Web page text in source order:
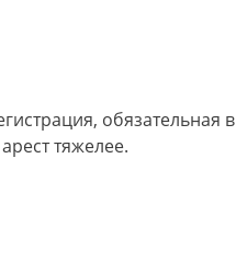
обязательная в
тяжелее.